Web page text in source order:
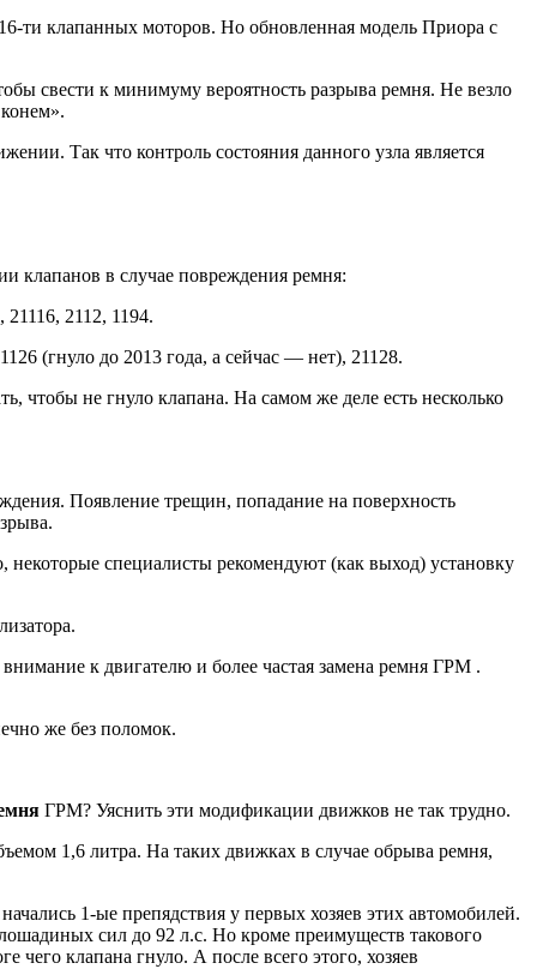
ти клапанных моторов. Но обновленная модель Приора с
свести к минимуму вероятность разрыва ремня. Не везло
Так что контроль состояния данного узла является
клапанов в случае повреждения ремня:
2112, 1194.
(гнуло до 2013 года, а сейчас — нет), 21128.
чтобы не гнуло клапана. На самом же деле есть несколько
Появление трещин, попадание на поверхность
специалисты рекомендуют (как выход) установку
к двигателю и более частая замена ремня ГРМ .
же без поломок.
ГРМ? Уяснить эти модификации движков не так трудно.
1,6 литра. На таких движках в случае обрыва ремня,
1-ые препядствия у первых хозяев этих автомобилей.
сил до 92 л.с. Но кроме преимуществ такового
клапана гнуло. А после всего этого, хозяев